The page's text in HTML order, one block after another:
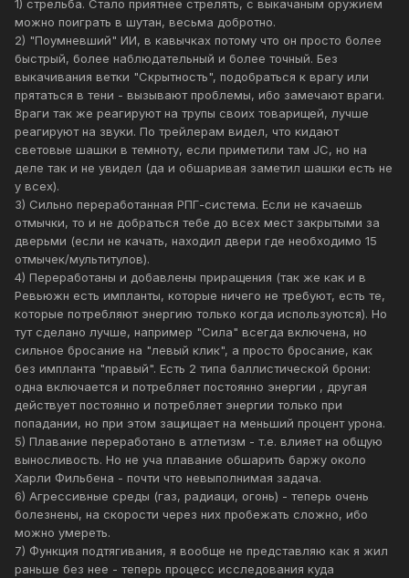
1) стрельба. Стало приятнее стрелять, с выкачаным оружием
можно поиграть в шутан, весьма добротно.
2) "Поумневший" ИИ, в кавычках потому что он просто более
быстрый, более наблюдательный и более точный. Без
выкачивания ветки "Скрытность", подобраться к врагу или
прятаться в тени - вызывают проблемы, ибо замечают враги.
Враги так же реагируют на трупы своих товарищей, лучше
реагируют на звуки. По трейлерам видел, что кидают
световые шашки в темноту, если приметили там JC, но на
деле так и не увидел (да и обшаривая заметил шашки есть не
у всех).
3) Сильно переработанная РПГ-система. Если не качаешь
отмычки, то и не добраться тебе до всех мест закрытыми за
дверьми (если не качать, находил двери где необходимо 15
отмычек/мультитулов).
4) Переработаны и добавлены приращения (так же как и в
Ревьюжн есть импланты, которые ничего не требуют, есть те,
которые потребляют энергию только когда используются). Но
тут сделано лучше, например "Сила" всегда включена, но
сильное бросание на "левый клик", а просто бросание, как
без импланта "правый". Есть 2 типа баллистической брони:
одна включается и потребляет постоянно энергии , другая
действует постоянно и потребляет энергии только при
попадании, но при этом защищает на меньший процент урона.
5) Плавание переработано в атлетизм - т.е. влияет на общую
выносливость. Но не уча плавание обшарить баржу около
Харли Фильбена - почти что невыполнимая задача.
6) Агрессивные среды (газ, радиаци, огонь) - теперь очень
болезнены, на скорости через них пробежать сложно, ибо
можно умереть.
7) Функция подтягивания, я вообще не представляю как я жил
раньше без нее - теперь процесс исследования куда